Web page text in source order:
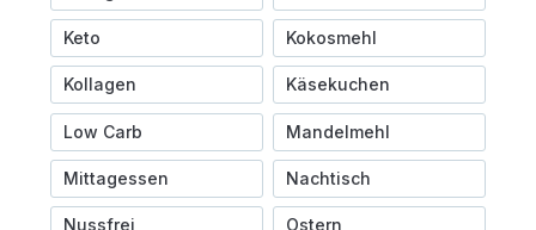
Keto Kokosmehl
Kollagen Käsekuchen
Low Carb Mandelmehl
Mittagessen Nachtisch
Nussfrei Ostern